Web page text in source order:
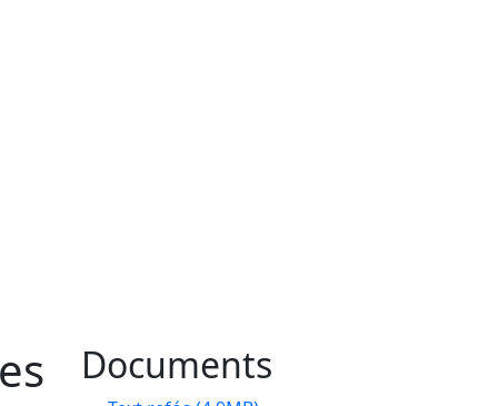
Documents